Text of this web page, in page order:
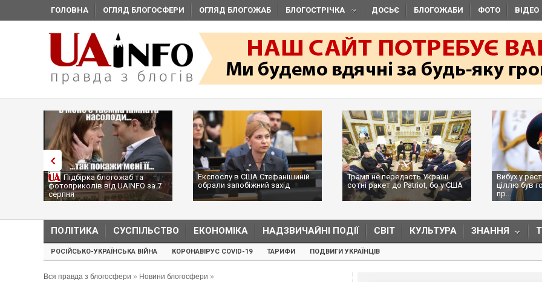
ГОЛОВНА ОГЛЯД БЛОГОСФЕРИ ОГЛЯД БЛОГОЖАБ БЛОГОСТРІЧКА ДОСЬЄ БЛОГОЖАБИ ФОТО ВІДЕО
Підбірка блогожаб та
фотоприколів від UAINFO за 7
Експослу в США Стефанішиній
обрали запобіжний захід
Трамп не передасть Україні
сотні ракет до Patriot, бо у США
Вибух у ресторані в
ціллю був головком
ПОЛІТИКА СУСПІЛЬСТВО ЕКОНОМІКА НАДЗВИЧАЙНІ ПОДІЇ СВІТ КУЛЬТУРА ЗНАННЯ
РОСІЙСЬКО-УКРАЇНСЬКА ВІЙНА КОРОНАВІРУС COVID-19 ТАРИФИ ПОДВИГИ УКРАЇНЦІВ
Вся правда з блогосфери » Новини блогосфери »